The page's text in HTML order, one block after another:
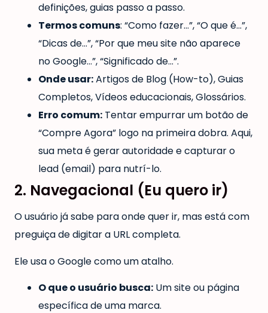
definições, guias passo a passo.
Termos comuns: “Como fazer…”, “O que é…”,
“Dicas de…”, “Por que meu site não aparece
no Google…”, “Significado de…”.
Onde usar:Artigos de Blog (How-to), Guias
Completos, Vídeos educacionais, Glossários.
Erro comum: Tentar empurrar um botão de
“Compre Agora” logo na primeira dobra. Aqui,
sua meta é gerar autoridade e capturar o
lead (email) para nutrí-lo.
2. Navegacional (Eu quero ir)
O usuário já sabe para onde quer ir, mas está com
preguiça de digitar a URL completa.
Ele usa o Google como um atalho.
O que o usuário busca: Um site ou página
específica de uma marca.